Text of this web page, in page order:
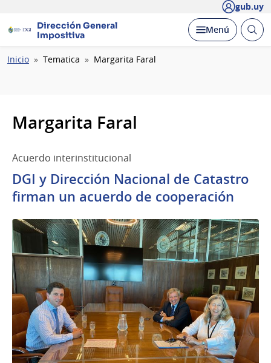
gub.uy
Dirección General
Impositiva
Desplegar
Menú Abrir
Ruta
Inicio Tematica Margarita Faral
Margarita Faral
Acuerdo interinstitucional
DGI y Dirección Nacional de Catastro
firman un acuerdo de cooperación